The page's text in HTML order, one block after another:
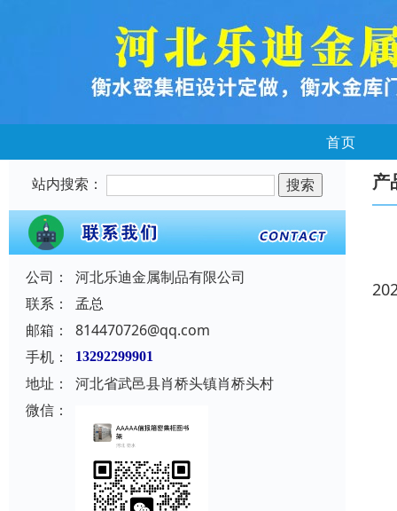
首页
站内搜索：
公司：
河北乐迪金属制品有限公司
联系：
孟总
邮箱：
814470726@qq.com
手机：
13292299901
地址：
河北省武邑县肖桥头镇肖桥头村
微信：
产